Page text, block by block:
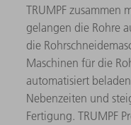
TRUMPF zusammen
gelangen die Rohre
die
Maschinen für die
automatisiert
Nebenzeiten und
Fertigung. TRUMPF